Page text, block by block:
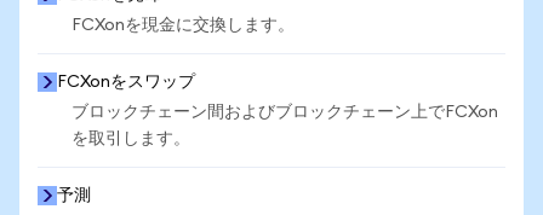
FCXonを現金に交換します。
FCXonをスワップ
ブロックチェーン間およびブロックチェーン上でFCXon
を取引します。
予測